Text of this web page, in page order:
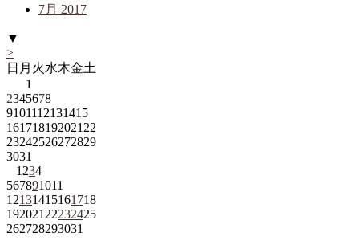
7月 2017
▼
>
日 月 火水木金土
1
2345678
9101112131415
161718192021 22
23242526272829
3031
1 234
567891011
12131415161718
192021 22232425
262728293031